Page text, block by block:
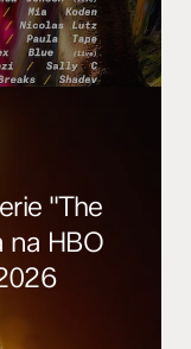
"The
na HBO